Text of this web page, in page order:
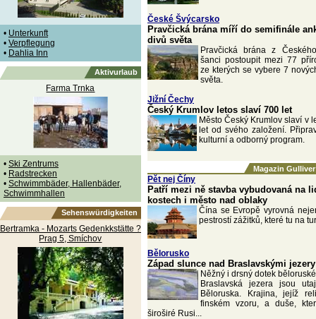
• Unterkunft
• Verpflegung
• Dahlia Inn
Aktivurlaub
Farma Trnka
• Ski Zentrums
• Radstrecken
• Schwimmbäder, Hallenbäder,
Schwimmhallen
Sehenswürdigkeiten
Bertramka - Mozarts Gedenkkstätte ?
Prag 5, Smíchov
České Švýcarsko
Pravčická brána míří do semifinále
divů světa
Pravčická brána z
šanci postoupit mezi 77
ze kterých se vybere 7
světa.
Jižní Čechy
Český Krumlov letos slaví 700 let
Město Český Krumlov slaví v
let od svého založení.
kulturní a odborný program.
Magazin
Pět nej Číny
Patří mezi ně stavba vybudovaná na
kostech i město nad oblaky
Čína se Evropě vyrovná
pestrostí zážitků, které tu na
Bělorusko
Západ slunce nad Braslavskými jezery
Něžný i drsný dotek
Braslavská jezera jsou
Běloruska. Krajina, jejíž
finském vzoru, a duše,
široširé Rusi...